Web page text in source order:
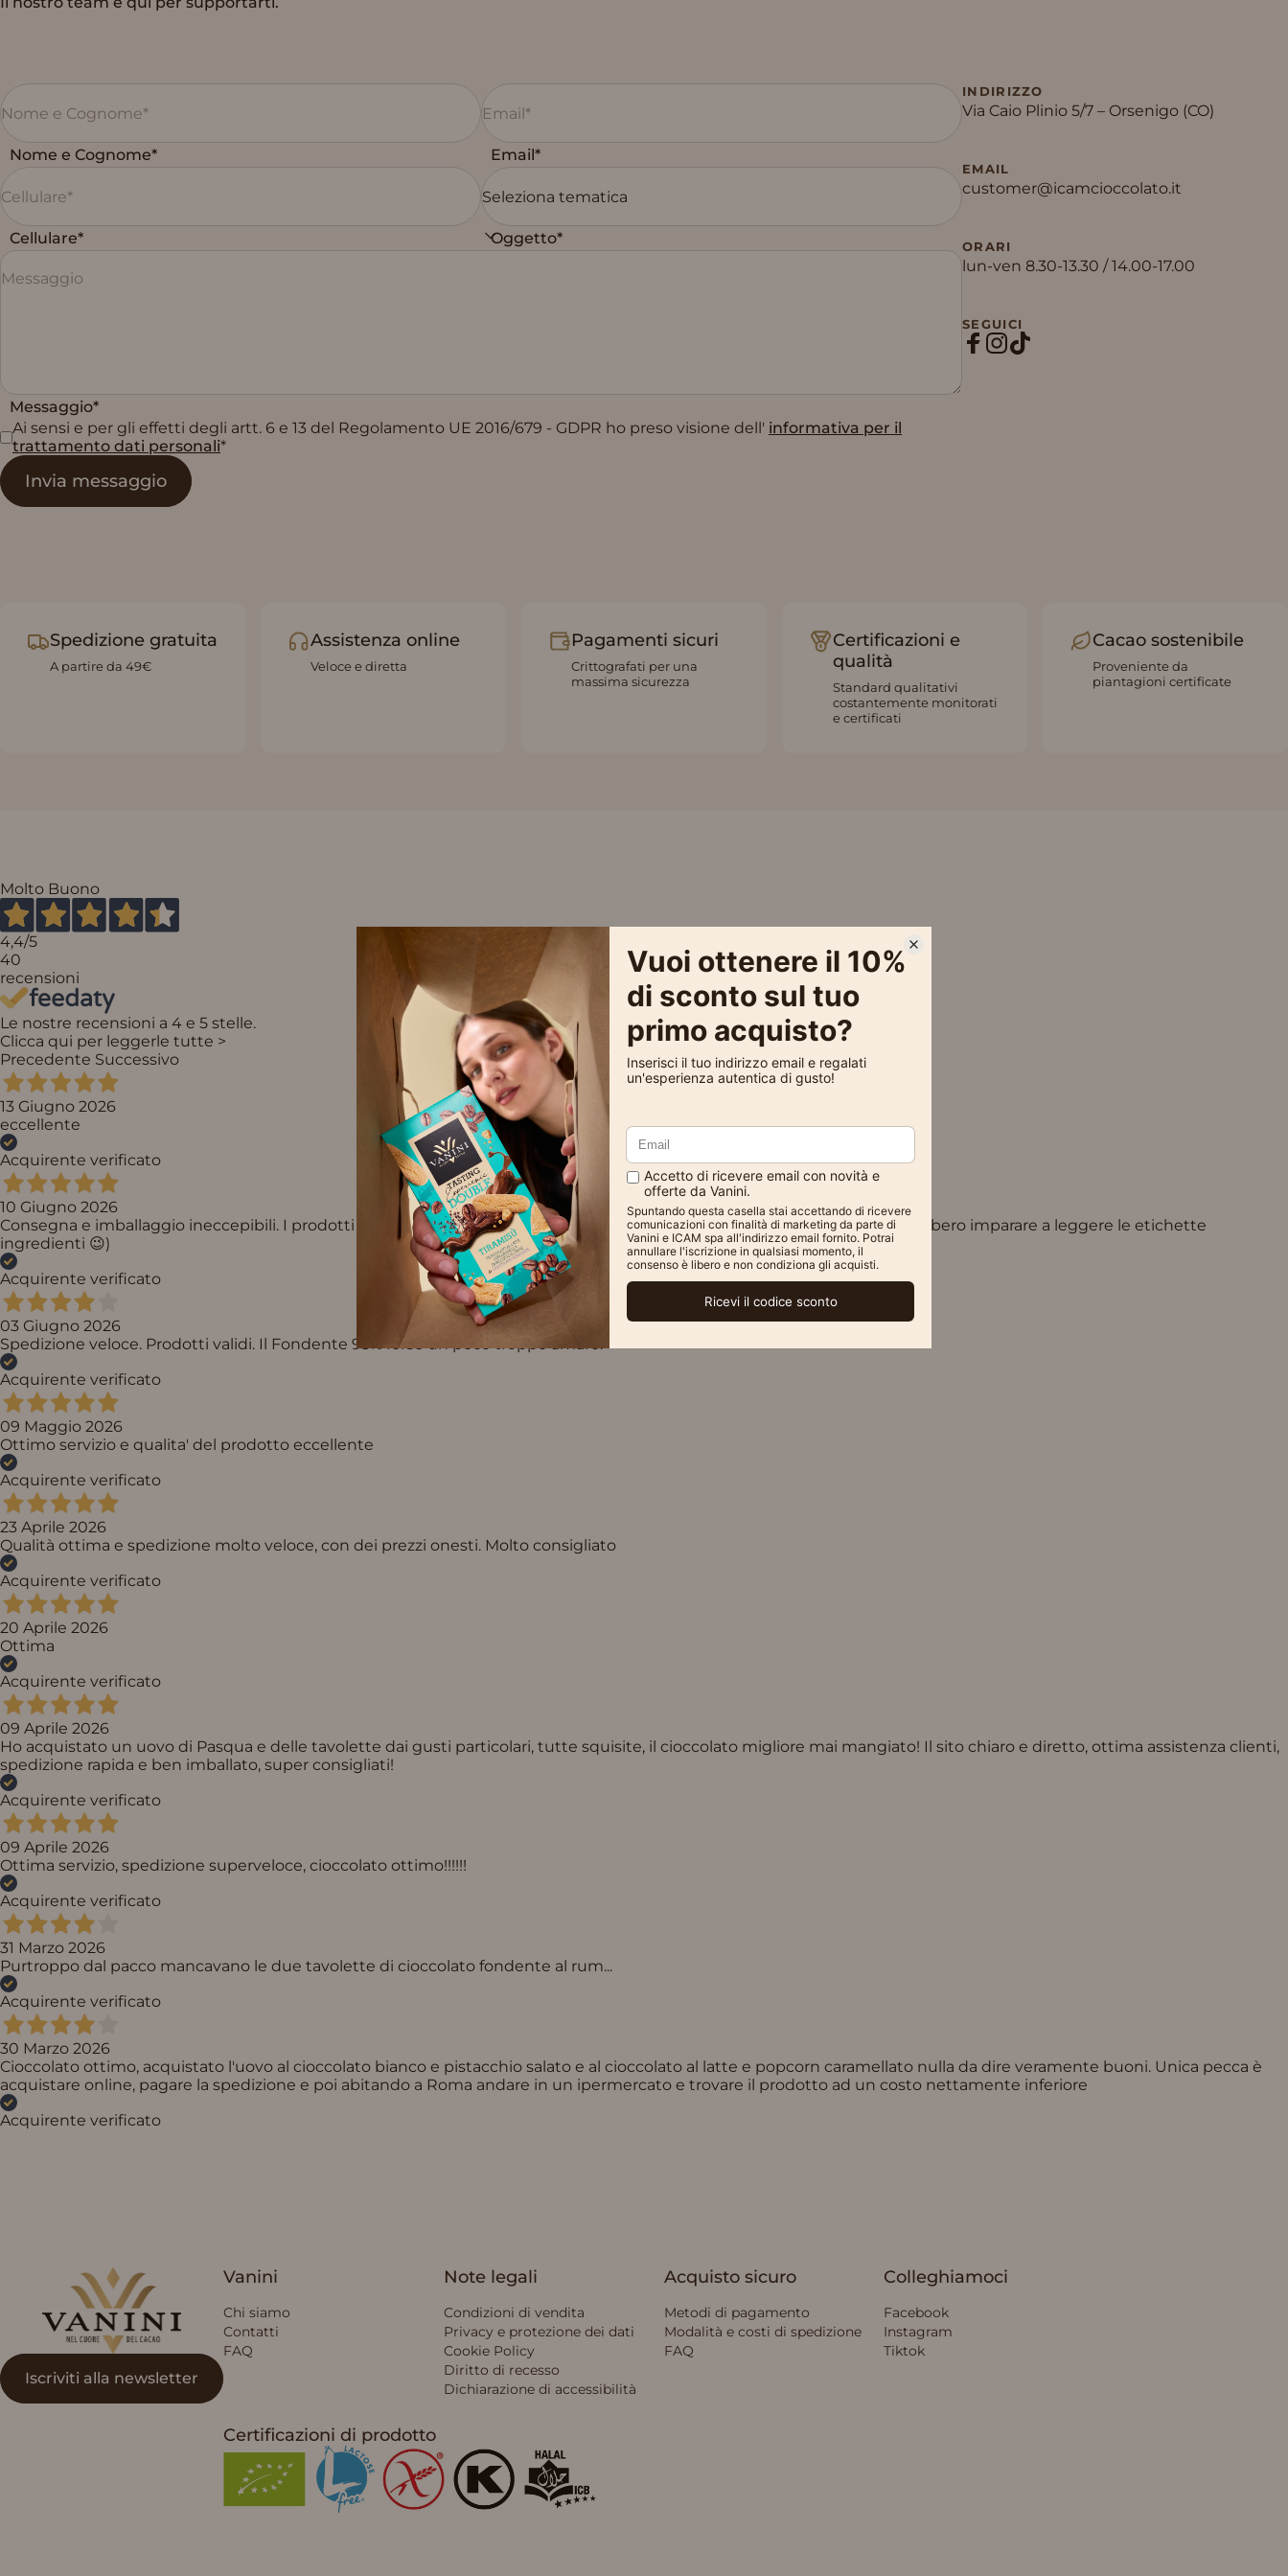
Nome e Cognome* Email*
Cellulare* Oggetto*
Messaggio*
Ai sensi e per gli effetti degli artt. 6 e 13 del Regolamento UE 2016/679 - GDPR ho preso visione dell' informativa per il
trattamento dati personali*
Invia messaggio
Invia messaggio
INDIRIZZO
Via Caio Plinio 5/7 – Orsenigo (CO)
EMAIL
customer@icamcioccolato.it
ORARI
lun-ven 8.30-13.30 / 14.00-17.00
SEGUICI
Spedizione gratuita
A partire da 49€
Assistenza online
Veloce e diretta
Pagamenti sicuri
Crittografati per una
massima sicurezza
Certificazioni e
qualità
Standard qualitativi
costantemente monitorati
e certificati
Cacao sostenibile
Proveniente da
piantagioni certificate
Molto Buono
4,4/5
40
recensioni
Le nostre recensioni a 4 e 5 stelle.
Clicca qui per leggerle tutte >
Precedente Successivo
13 Giugno 2026
eccellente
Acquirente verificato
10 Giugno 2026
Consegna e imballaggio ineccepibili. I prodotti sono eccellenti, qualità delle materie prime è ottima (i consumatori dovrebbero imparare a leggere le etichette
ingredienti 😉)
Acquirente verificato
03 Giugno 2026
Spedizione veloce. Prodotti validi. Il Fondente 95% forse un poco troppo amaro.
Acquirente verificato
09 Maggio 2026
Ottimo servizio e qualita' del prodotto eccellente
Acquirente verificato
23 Aprile 2026
Qualità ottima e spedizione molto veloce, con dei prezzi onesti. Molto consigliato
Acquirente verificato
20 Aprile 2026
Ottima
Acquirente verificato
09 Aprile 2026
Ho acquistato un uovo di Pasqua e delle tavolette dai gusti particolari, tutte squisite, il cioccolato migliore mai mangiato! Il sito chiaro e diretto, ottima assistenza clienti,
spedizione rapida e ben imballato, super consigliati!
Acquirente verificato
09 Aprile 2026
Ottima servizio, spedizione superveloce, cioccolato ottimo!!!!!!
Acquirente verificato
31 Marzo 2026
Purtroppo dal pacco mancavano le due tavolette di cioccolato fondente al rum...
Acquirente verificato
30 Marzo 2026
Cioccolato ottimo, acquistato l'uovo al cioccolato bianco e pistacchio salato e al cioccolato al latte e popcorn caramellato nulla da dire veramente buoni. Unica pecca è
acquistare online, pagare la spedizione e poi abitando a Roma andare in un ipermercato e trovare il prodotto ad un costo nettamente inferiore
Acquirente verificato
Vanini
Iscriviti alla newsletter
Vanini
Chi siamo
Contatti
FAQ
Note legali
Condizioni di vendita
Privacy e protezione dei dati
Cookie Policy
Diritto di recesso
Dichiarazione di accessibilità
Acquisto sicuro
Metodi di pagamento
Modalità e costi di spedizione
FAQ
Colleghiamoci
Facebook
Instagram
Tiktok
Certificazioni di prodotto